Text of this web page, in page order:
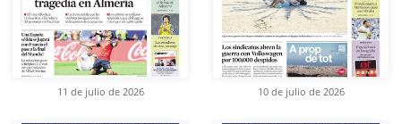
11 de julio de 2026 10 de julio de 2026